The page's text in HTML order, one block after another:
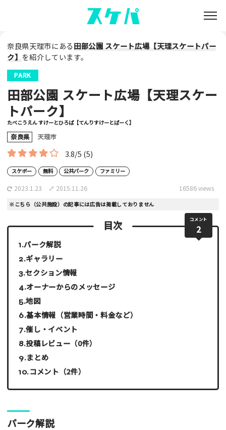
奈良県天理市にある田部公園 スケート広場【天理スケートパー
ク】 を紹介しています。
PARK
田部公園 スケート広場【天理スケー
トパーク】
たべこうえん すけーとひろば【てんりすけーとぱーく】
奈良県 天理市
3.8/5 (5)
スケボー 無料 公共パーク ファミリー
2023.1.23 2015.11.26 16586 views
※こちら（公共施設）の記事には広告は掲載しておりません
コメント
2
目次
パーク解説
ギャラリー
セクション情報
オーナーからのメッセージ
地図
基本情報（営業時間・料金など）
催し・イベント
投稿レビュー（0件）
まとめ
コメント（2件）
パーク解説